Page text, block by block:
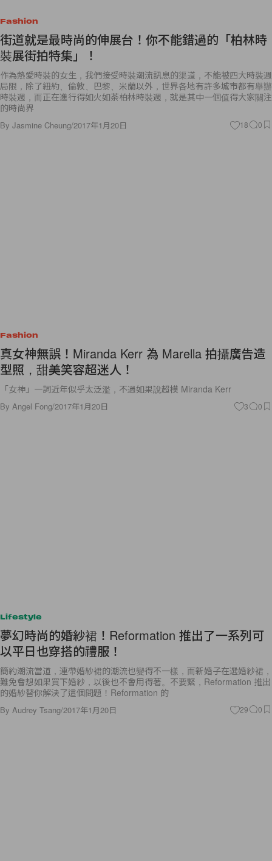
Fashion
街道就是最時尚的伸展台！你不能錯過的「柏林時
裝展街拍特集」！
作為熱愛時裝的女生，我們接受時裝潮流訊息的渠道，不能被四大時裝週
局限，除了紐約、倫敦、巴黎、米蘭以外，世界各地有許多城市都有舉辦
時裝週，而正在進行得如火如荼柏林時裝週，就是其中一個值得大家關注
的時尚界
By Jasmine Cheung/2017年1月20日 18 0
Fashion
真女神無誤！Miranda Kerr 為 Marella 拍攝廣告造
型照，甜美笑容超迷人！
「女神」一詞近年似乎太泛濫，不過如果說超模 Miranda Kerr
By Angel Fong/2017年1月20日 3 0
Lifestyle
夢幻時尚的婚紗裙！Reformation 推出了一系列可
以平日也穿搭的禮服！
簡約潮流當道，連帶婚紗裙的潮流也變得不一樣，而新婚子在選婚紗裙，
難免會想如果買下婚紗，以後也不會用得著。不要緊，Reformation 推出
的婚紗替你解決了這個問題！Reformation 的
By Audrey Tsang/2017年1月20日 29 0